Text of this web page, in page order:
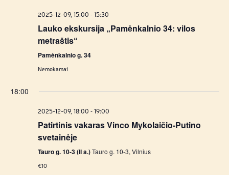
2025-12-09, 15:00 -15:30
Lauko ekskursija „Pamėnkalnio 34: vilos
metraštis“
Pamėnkalnio g. 34
Nemokamai
18:00
2025-12-09, 18:00 -19:00
Patirtinis vakaras Vinco Mykolaičio-Putino
svetainėje
Tauro g. 10-3 (II a.)Tauro g. 10-3, Vilnius
€10